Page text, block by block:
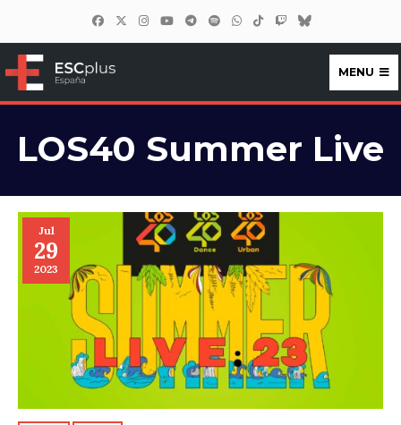
ESCplus España
MENU
LOS40 Summer Live
Jul
29
2023